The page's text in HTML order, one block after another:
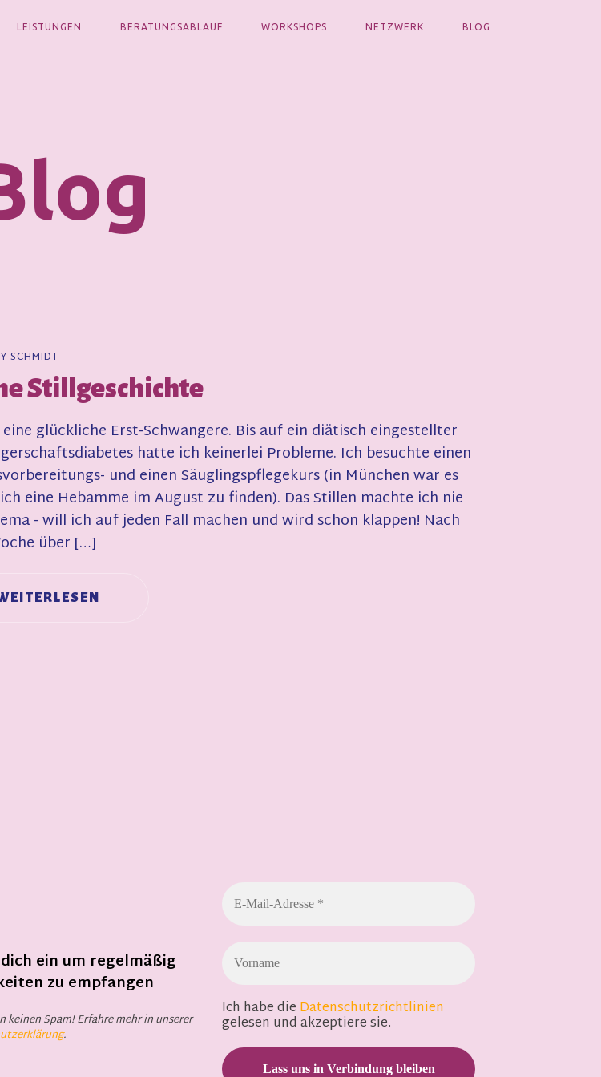
LEISTUNGEN BERATUNGSABLAUF WORKSHOPS NETZWERK BLOG
SCHMIDT
Stillgeschichte
glückliche Erst-Schwangere. Bis auf ein diätisch eingestellter
hatte ich keinerlei Probleme. Ich besuchte einen
und einen Säuglingspflegekurs (in München war es
eine Hebamme im August zu finden). Das Stillen machte ich nie
- will ich auf jeden Fall machen und wird schon klappen! Nach
über […]
ein um regelmäßig
zu empfangen
keinen Spam! Erfahre mehr in unserer
.
Ich habe die Datenschutzrichtlinien
gelesen und akzeptiere sie.